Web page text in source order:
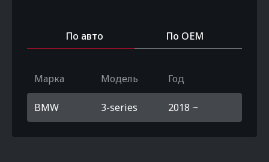
По авто По OEM
Марка Модель Год
BMW 3-series 2018 ~